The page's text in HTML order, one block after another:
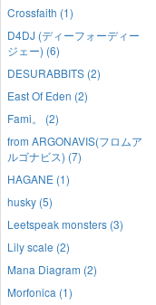
Crossfaith (1)
D4DJ (ディーフォーディー
ジェー) (6)
DESURABBITS (2)
East Of Eden (2)
Fami。 (2)
from ARGONAVIS(フロムア
ルゴナビス) (7)
HAGANE (1)
husky (5)
Leetspeak monsters (3)
Lily scale (2)
Mana Diagram (2)
Morfonica (1)